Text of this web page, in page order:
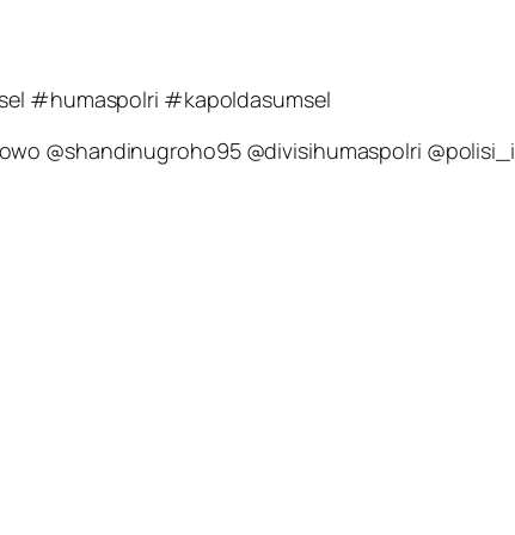
#humaspolri #kapoldasumsel
@shandinugroho95 @divisihumaspolri